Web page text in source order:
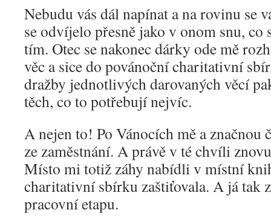
Nebudu vás dál napínat a na rovinu se
se odvíjelo přesně jako v onom snu, co
tím. Otec se nakonec dárky ode mě
věc a sice do povánoční charitativní
dražby jednotlivých darovaných věcí
těch, co to potřebují nejvíc.
A nejen to! Po Vánocích mě a značnou
ze zaměstnání. A právě v té chvíli
Místo mi totiž záhy nabídli v místní
charitativní sbírku zaštiťovala. A já tak
pracovní etapu.